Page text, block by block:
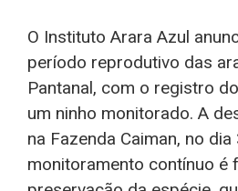
O Instituto Arara Azul
período reprodutivo das
Pantanal, com o registro
um ninho monitorado. A
na Fazenda Caiman, no
monitoramento contínuo é